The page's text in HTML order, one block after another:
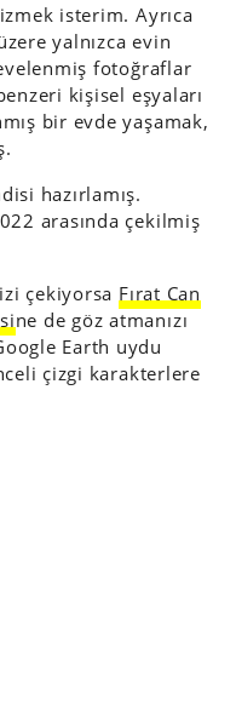
isterim. Ayrıca
yalnızca evin
fotoğraflar
kişisel eşyaları
bir evde yaşamak,
hazırlamış.
arasında çekilmiş
çekiyorsa Fırat Can
ne de göz atmanızı
Earth uydu
çizgi karakterlere